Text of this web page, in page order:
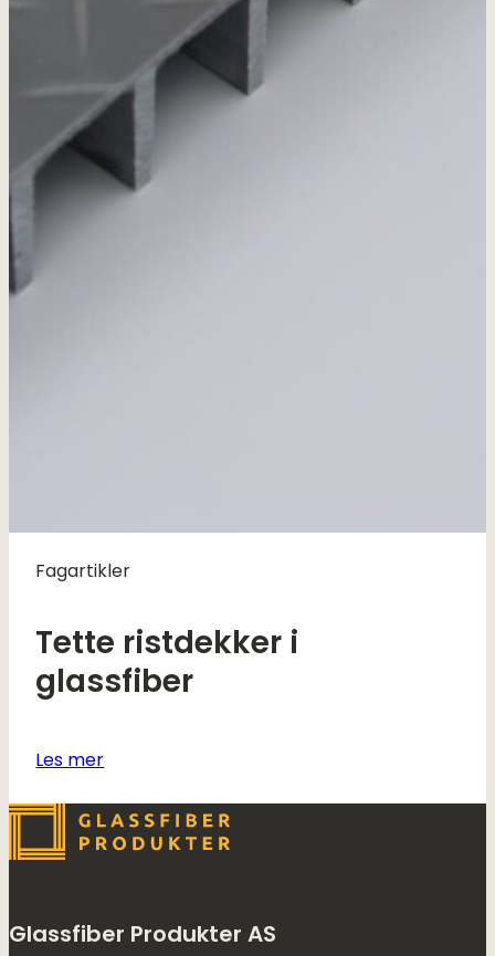
Fagartikler
Tette ristdekker i
glassfiber
Les mer
Glassfiber Produkter AS